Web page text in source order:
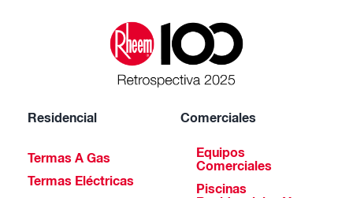
Residencial
Termas A Gas
Termas Eléctricas
Comerciales
Equipos
Comerciales
Piscinas